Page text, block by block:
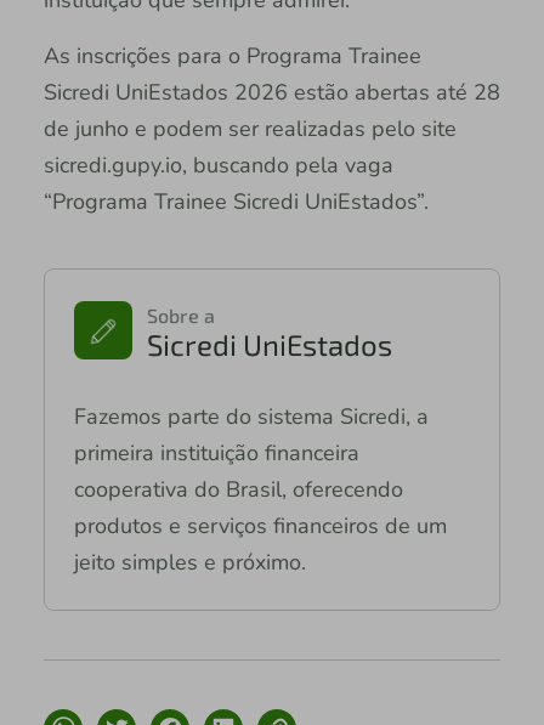
As inscrições para o Programa Trainee
Sicredi UniEstados 2026 estão abertas até 28
de junho e podem ser realizadas pelo site
sicredi.gupy.io, buscando pela vaga
“Programa Trainee Sicredi UniEstados”.
Sobre a
Sicredi UniEstados
Fazemos parte do sistema Sicredi, a
primeira instituição financeira
cooperativa do Brasil, oferecendo
produtos e serviços financeiros de um
jeito simples e próximo.